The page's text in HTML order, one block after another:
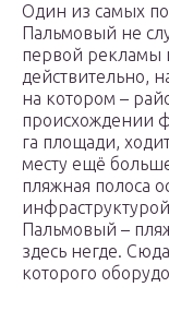
Один из самых
Пальмовый не
первой рекламы
действительно,
на котором –
происхождении
га площади,
месту ещё
пляжная полоса
Пальмовый –
здесь негде.
которого